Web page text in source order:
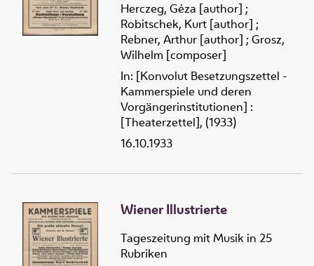
Herczeg, Géza [author] ;
Robitschek, Kurt [author] ;
Rebner, Arthur [author] ; Grosz,
Wilhelm [composer]
In: [Konvolut Besetzungszettel -
Kammerspiele und deren
Vorgängerinstitutionen] :
[Theaterzettel], (1933)
16.10.1933
Wiener Illustrierte
Tageszeitung mit Musik in 25
Rubriken